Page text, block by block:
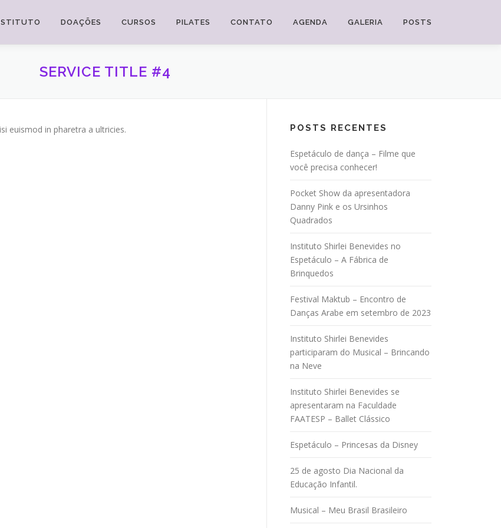
DOAÇÕES CURSOS PILATES CONTATO AGENDA GALERIA POSTS
SERVICE TITLE #4
euismod in pharetra a ultricies. POSTS RECENTES
Espetáculo de dança – Filme que
você precisa conhecer!
Pocket Show da apresentadora
Danny Pink e os Ursinhos
Quadrados
Instituto Shirlei Benevides no
Espetáculo – A Fábrica de
Brinquedos
Festival Maktub – Encontro de
Danças Arabe em setembro de 2023
Instituto Shirlei Benevides
participaram do Musical – Brincando
na Neve
Instituto Shirlei Benevides se
apresentaram na Faculdade
FAATESP – Ballet Clássico
Espetáculo – Princesas da Disney
25 de agosto Dia Nacional da
Educação Infantil.
Musical – Meu Brasil Brasileiro